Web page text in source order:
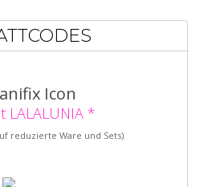
LALALUNIA *
reduzierte Ware und Sets)